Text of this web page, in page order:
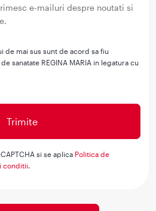
e-mailuri despre noutati si
de mai sus sunt de acord sa fiu
sanatate REGINA MARIA in legatura cu
si se aplica Politica de
conditii.